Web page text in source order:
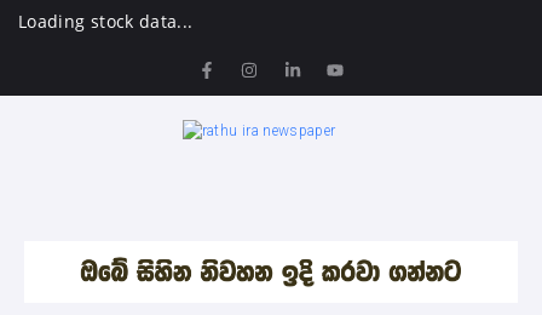
Loading stock data...